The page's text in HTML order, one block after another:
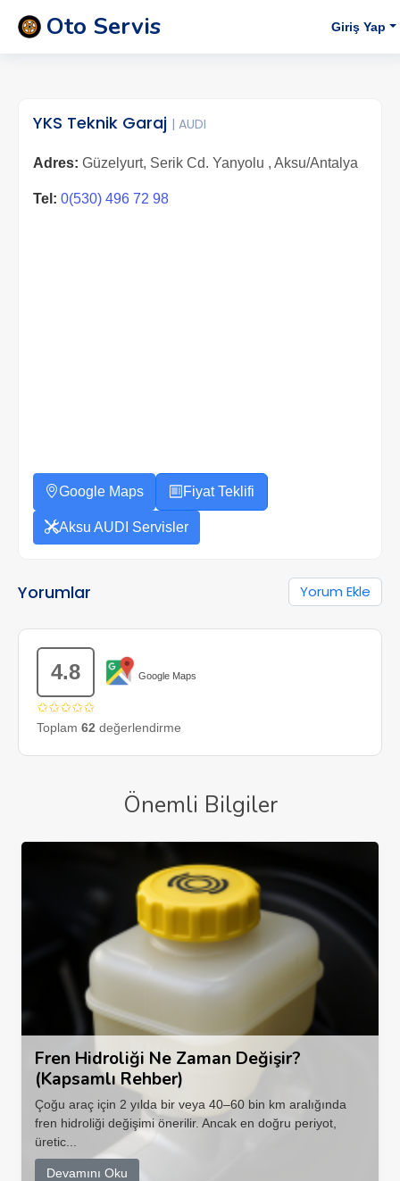
Oto Servis Giriş Yap
YKS Teknik Garaj | AUDI
Adres: Güzelyurt, Serik Cd. Yanyolu , Aksu/Antalya
Tel: 0(530) 496 72 98
Google Maps Fiyat Teklifi
Aksu AUDI Servisler
Yorumlar Yorum Ekle
4.8 Google Maps
✩✩✩✩✩
Toplam 62 değerlendirme
Önemli Bilgiler
Fren Hidroliği Ne Zaman Değişir?
(Kapsamlı Rehber)
Çoğu araç için 2 yılda bir veya 40–60 bin km aralığında
fren hidroliği değişimi önerilir. Ancak en doğru periyot,
üretic...
Devamını Oku